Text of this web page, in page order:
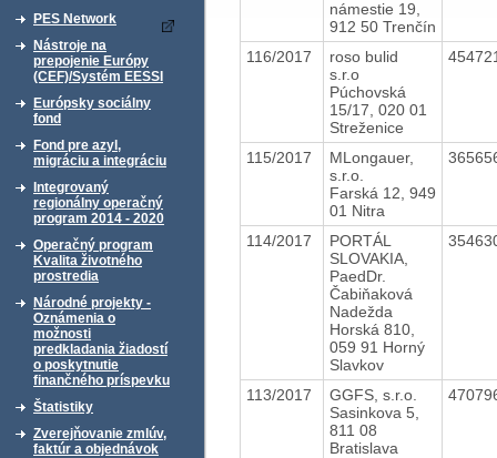
PES Network
Nástroje na
prepojenie Európy
(CEF)/Systém EESSI
Európsky sociálny
fond
Fond pre azyl,
migráciu a integráciu
Integrovaný
regionálny operačný
program 2014 - 2020
Operačný program
Kvalita životného
prostredia
Národné projekty -
Oznámenia o
možnosti
predkladania žiadostí
o poskytnutie
finančného príspevku
Štatistiky
Zverejňovanie zmlúv,
faktúr a objednávok
námestie 19,
912 50 Trenčín
116/2017
roso bulid
s.r.o
Púchovská
15/17, 020 01
Streženice
115/2017
MLongauer,
s.r.o.
Farská 12, 949
01 Nitra
114/2017
PORTÁL
SLOVAKIA,
PaedDr.
Čabiňaková
Nadežda
Horská 810,
059 91 Horný
Slavkov
113/2017
GGFS, s.r.o.
Sasinkova 5,
811 08
Bratislava